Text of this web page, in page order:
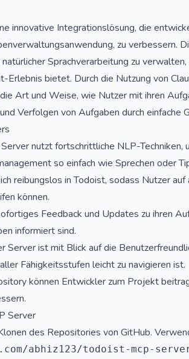
innovative Integrationslösung, die
zu verbessern.
Sprachverarbeitung zu
bietet. Durch die Nutzung von
Art und Weise, wie Nutzer mit ihren
Verfolgen von Aufgaben durch einfache
nutzt fortschrittliche NLP-Techniken,
so einfach wie Sprechen oder
reibungslos in Todoist, sodass Nutzer
können.
Feedback und Updates zu ihren
informiert sind.
Server ist mit Blick auf die
Fähigkeitsstufen leicht zu navigieren ist.
können Entwickler zum Projekt
Server
des Repositories von GitHub.